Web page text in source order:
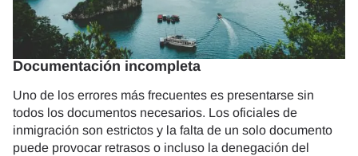
Documentación incompleta
Uno de los errores más frecuentes es presentarse sin
todos los documentos necesarios. Los oficiales de
inmigración son estrictos y la falta de un solo documento
puede provocar retrasos o incluso la denegación del